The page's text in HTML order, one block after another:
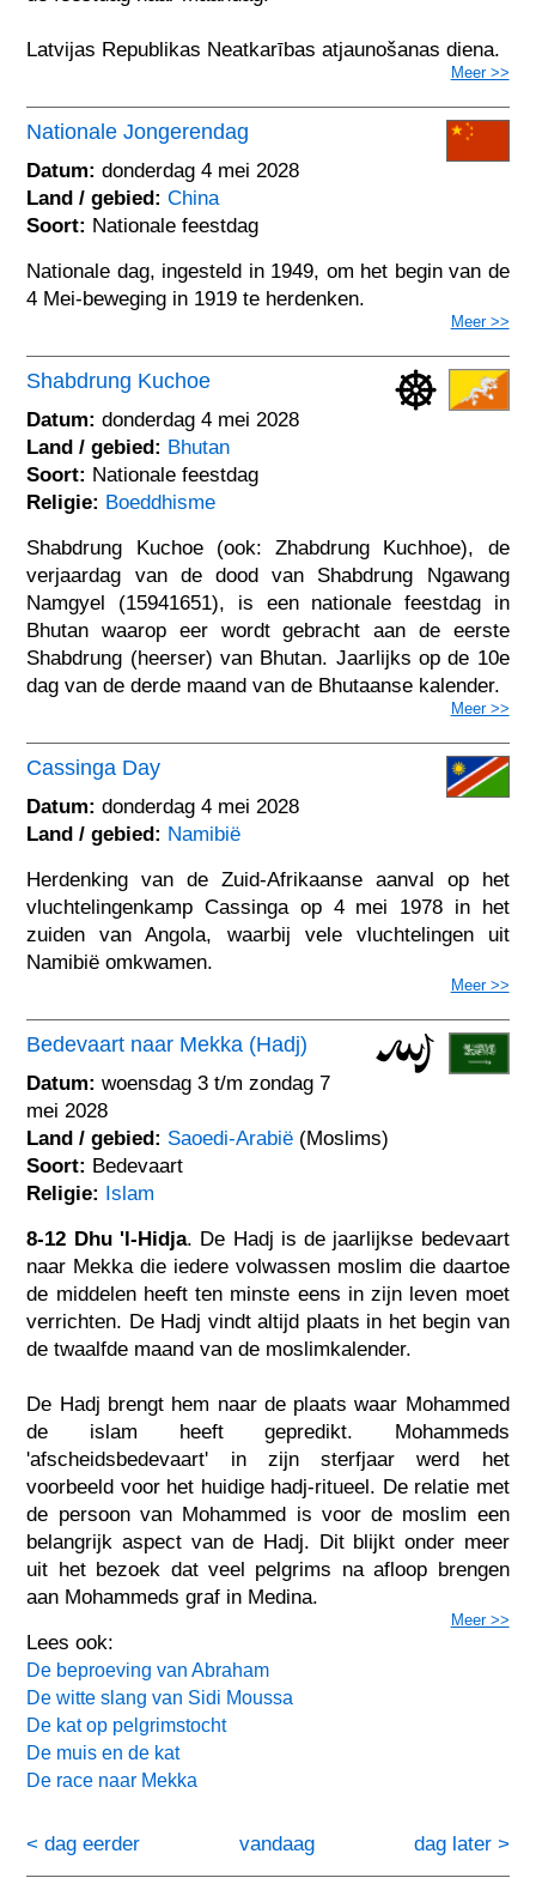
Latvijas Republikas Neatkarības atjaunošanas diena.
Meer >>
Nationale Jongerendag
Datum: donderdag 4 mei 2028
Land / gebied: China
Soort: Nationale feestdag
Nationale dag, ingesteld in 1949, om het begin van de
4 Mei-beweging in 1919 te herdenken.
Meer >>
Shabdrung Kuchoe
Datum: donderdag 4 mei 2028
Land / gebied: Bhutan
Soort: Nationale feestdag
Religie: Boeddhisme
Shabdrung Kuchoe (ook: Zhabdrung Kuchhoe), de
verjaardag van de dood van Shabdrung Ngawang
Namgyel (15941651), is een nationale feestdag in
Bhutan waarop eer wordt gebracht aan de eerste
Shabdrung (heerser) van Bhutan. Jaarlijks op de 10e
dag van de derde maand van de Bhutaanse kalender.
Meer >>
Cassinga Day
Datum: donderdag 4 mei 2028
Land / gebied: Namibië
Herdenking van de Zuid-Afrikaanse aanval op het
vluchtelingenkamp Cassinga op 4 mei 1978 in het
zuiden van Angola, waarbij vele vluchtelingen uit
Namibië omkwamen.
Meer >>
Bedevaart naar Mekka (Hadj)
Datum: woensdag 3 t/m zondag 7
mei 2028
Land / gebied: Saoedi-Arabië (Moslims)
Soort: Bedevaart
Religie: Islam
8-12 Dhu 'l-Hidja. De Hadj is de jaarlijkse bedevaart
naar Mekka die iedere volwassen moslim die daartoe
de middelen heeft ten minste eens in zijn leven moet
verrichten. De Hadj vindt altijd plaats in het begin van
de twaalfde maand van de moslimkalender.
De Hadj brengt hem naar de plaats waar Mohammed
de islam heeft gepredikt. Mohammeds
'afscheidsbedevaart' in zijn sterfjaar werd het
voorbeeld voor het huidige hadj-ritueel. De relatie met
de persoon van Mohammed is voor de moslim een
belangrijk aspect van de Hadj. Dit blijkt onder meer
uit het bezoek dat veel pelgrims na afloop brengen
aan Mohammeds graf in Medina.
Meer >>
Lees ook:
De beproeving van Abraham
De witte slang van Sidi Moussa
De kat op pelgrimstocht
De muis en de kat
De race naar Mekka
< dag eerder dag later >
vandaag